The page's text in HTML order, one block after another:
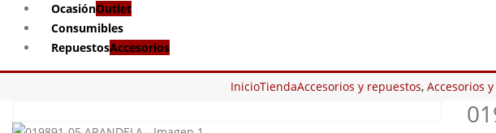
OcasiónOutlet
Consumibles
RepuestosAccesorios
InicioTiendaAccesorios y repuestos, Accesorios